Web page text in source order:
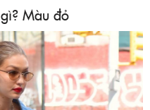
Màu đỏ